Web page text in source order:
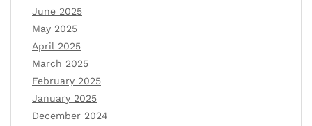
June 2025
May 2025
April 2025
March 2025
February 2025
January 2025
December 2024